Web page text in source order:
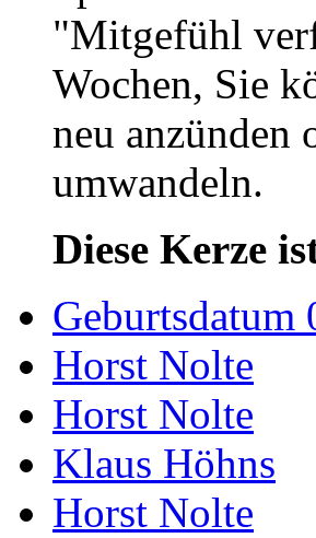
"Mitgefühl
Wochen, Sie
neu anzünden
umwandeln.
Diese Kerze
Geburtsdatum
Horst Nolte
Horst Nolte
Klaus Höhns
Horst Nolte